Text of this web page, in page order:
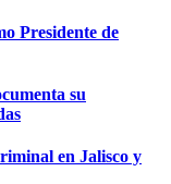
Presidente de
su
en Jalisco y